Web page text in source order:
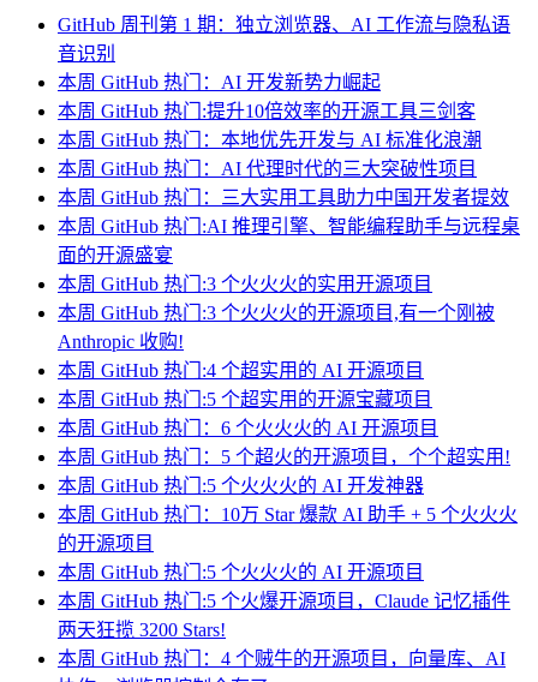
GitHub 周刊第 1 期：独立浏览器、AI 工作流与隐私语
音识别
本周 GitHub 热门：AI 开发新势力崛起
本周 GitHub 热门:提升10倍效率的开源工具三剑客
本周 GitHub 热门：本地优先开发与 AI 标准化浪潮
本周 GitHub 热门：AI 代理时代的三大突破性项目
本周 GitHub 热门：三大实用工具助力中国开发者提效
本周 GitHub 热门:AI 推理引擎、智能编程助手与远程桌
面的开源盛宴
本周 GitHub 热门:3 个火火火的实用开源项目
本周 GitHub 热门:3 个火火火的开源项目,有一个刚被
Anthropic 收购!
本周 GitHub 热门:4 个超实用的 AI 开源项目
本周 GitHub 热门:5 个超实用的开源宝藏项目
本周 GitHub 热门：6 个火火火的 AI 开源项目
本周 GitHub 热门：5 个超火的开源项目，个个超实用!
本周 GitHub 热门:5 个火火火的 AI 开发神器
本周 GitHub 热门：10万 Star 爆款 AI 助手 + 5 个火火火
的开源项目
本周 GitHub 热门:5 个火火火的 AI 开源项目
本周 GitHub 热门:5 个火爆开源项目，Claude 记忆插件
两天狂揽 3200 Stars!
本周 GitHub 热门：4 个贼牛的开源项目，向量库、AI